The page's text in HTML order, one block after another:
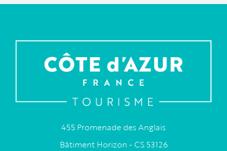
455 Promenade des Anglais
Bâtiment Horizon - CS 53126